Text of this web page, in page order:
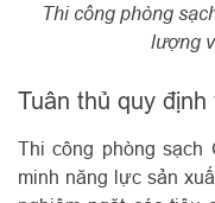
Thi công phòng
lượng
Tuân thủ quy
Thi công phòng sạch
minh năng lực sản